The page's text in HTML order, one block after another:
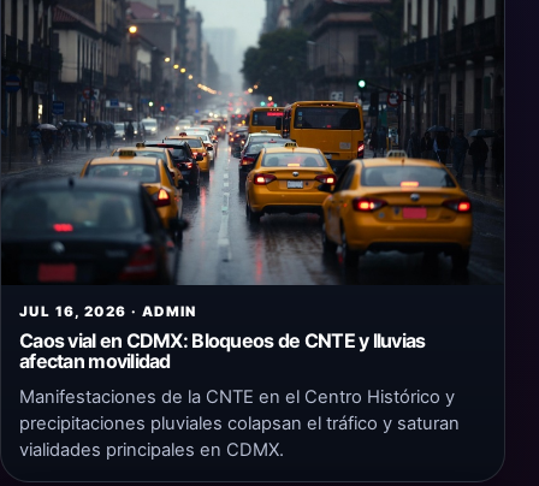
JUL 16, 2026 · ADMIN
Caos vial en CDMX: Bloqueos de CNTE y lluvias
afectan movilidad
Manifestaciones de la CNTE en el Centro Histórico y
precipitaciones pluviales colapsan el tráfico y saturan
vialidades principales en CDMX.